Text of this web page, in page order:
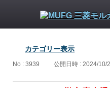
カテゴリー表示
No : 3939 公開日時 : 2024/10/